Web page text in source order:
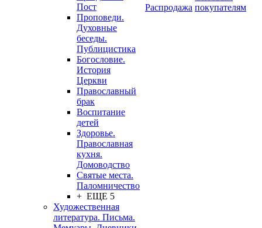
Пост
Проповеди.
Духовные
беседы.
Публицистика
Богословие.
История
Церкви
Православный
брак
Воспитание
детей
Здоровье.
Православная
кухня.
Домоводство
Святые места.
Паломничество
+ ЕЩЕ 5
Художественная
литература. Письма.
Распродажа покупателям